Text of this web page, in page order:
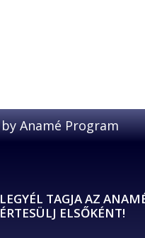
LEGYÉL TAGJA AZ
ÉRTESÜLJ ELSŐKÉNT!